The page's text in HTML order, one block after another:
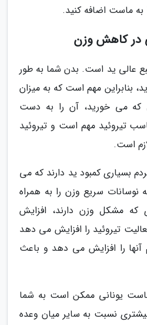
به ماست اضافه کنید.
در کاهش وزن
عالی ید است. بدن شما به طور
بنابراین مهم است که به میزان
که می خورید، آن را به دست
تیروئید مهم است و تیروئید
است.
بسیاری کمبود ید دارند که می
نوسانات سریع وزن را به همراه
که مشکل وزن دارند، افزایش
تیروئید را افزایش می دهد
آنها را افزایش می دهد و باعث
یونانی ممکن است به شما
نسبت به سایر میان وعده